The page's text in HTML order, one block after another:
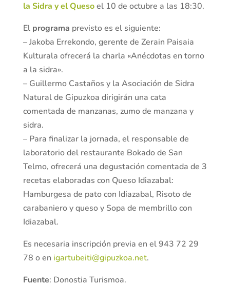
la Sidra y el Quesoel 10 de octubre a las 18:30.
El programa previsto es el siguiente:
– Jakoba Errekondo, gerente de Zerain Paisaia
Kulturala ofrecerá la charla «Anécdotas en torno
a la sidra».
– Guillermo Castaños y la Asociación de Sidra
Natural de Gipuzkoa dirigirán una cata
comentada de manzanas, zumo de manzana y
sidra.
– Para finalizar la jornada, el responsable de
laboratorio del restaurante Bokado de San
Telmo, ofrecerá una degustación comentada de 3
recetas elaboradas con Queso Idiazabal:
Hamburgesa de pato con Idiazabal, Risoto de
carabaniero y queso y Sopa de membrillo con
Idiazabal.
Es necesaria inscripción previa en el 943 72 29
78 o en igartubeiti@gipuzkoa.net.
Fuente: Donostia Turismoa.